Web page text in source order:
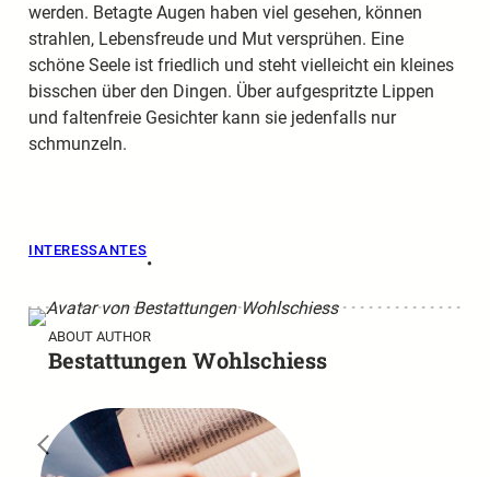
werden. Betagte Augen haben viel gesehen, können
strahlen, Lebensfreude und Mut versprühen. Eine
schöne Seele ist friedlich und steht vielleicht ein kleines
bisschen über den Dingen. Über aufgespritzte Lippen
und faltenfreie Gesichter kann sie jedenfalls nur
schmunzeln.
INTERESSANTES
•
ABOUT AUTHOR
Bestattungen Wohlschiess
←